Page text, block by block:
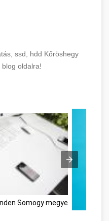
ssd, hdd Kőröshegy
oldalra!
Somogy megye